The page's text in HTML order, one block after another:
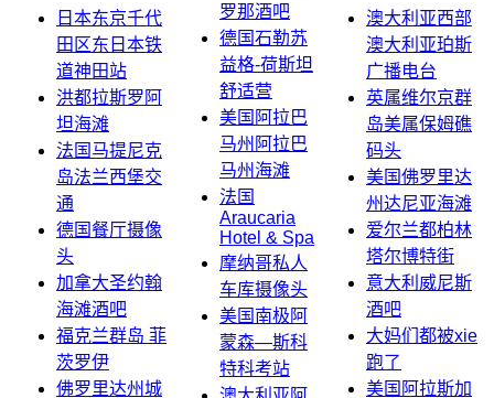
日本东京千代
田区东日本铁
道神田站
洪都拉斯罗阿
坦海滩
法国马提尼克
岛法兰西堡交
通
德国餐厅摄像
头
加拿大圣约翰
海滩酒吧
福克兰群岛 菲
茨罗伊
佛罗里达州城
罗那酒吧
德国石勒苏
益格-荷斯坦
舒适营
美国阿拉巴
马州阿拉巴
马州海滩
法国
Araucaria
Hotel & Spa
摩纳哥私人
车库摄像头
美国南极阿
蒙森—斯科
特科考站
澳大利亚西部
澳大利亚珀斯
广播电台
英属维尔京群
岛美属保姆礁
码头
美国佛罗里达
州达尼亚海滩
爱尔兰都柏林
塔尔博特街
意大利威尼斯
酒吧
大妈们都被xie
跑了
美国阿拉斯加